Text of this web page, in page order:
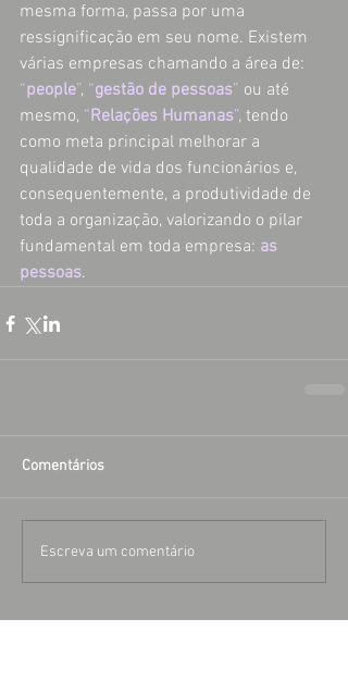
mesma forma, passa por uma
ressignificação em seu nome. Existem
várias empresas chamando a área de:
“people”, “gestão de pessoas” ou até
mesmo, “Relações Humanas”, tendo
como meta principal melhorar a
qualidade de vida dos funcionários e,
consequentemente, a produtividade de
toda a organização, valorizando o pilar
fundamental em toda empresa: as
pessoas.
Comentários
Escreva um comentário